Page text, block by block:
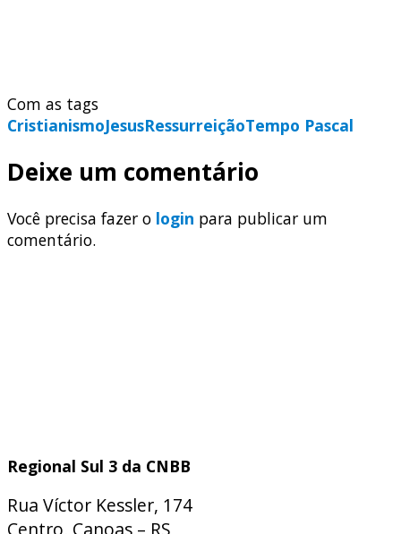
Com as tags
CristianismoJesusRessurreiçãoTempo Pascal
Deixe um comentário
Você precisa fazer o login para publicar um
comentário.
Regional Sul 3 da CNBB
Rua Víctor Kessler, 174
Centro, Canoas – RS